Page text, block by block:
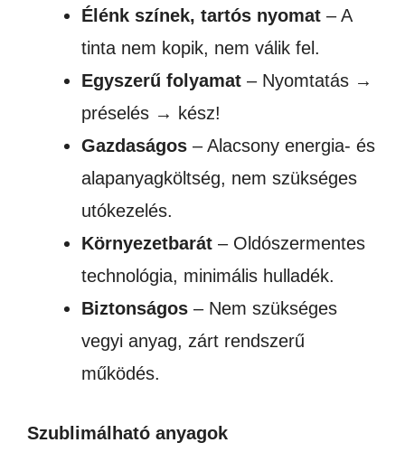
Élénk színek, tartós nyomat – A
tinta nem kopik, nem válik fel.
Egyszerű folyamat – Nyomtatás →
préselés → kész!
Gazdaságos – Alacsony energia- és
alapanyagköltség, nem szükséges
utókezelés.
Környezetbarát – Oldószermentes
technológia, minimális hulladék.
Biztonságos – Nem szükséges
vegyi anyag, zárt rendszerű
működés.
Szublimálható anyagok